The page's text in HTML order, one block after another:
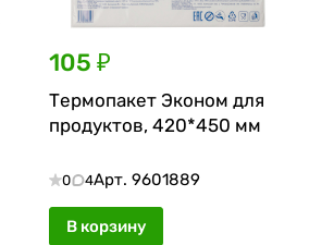
105 ₽
Термопакет Эконом для
продуктов, 420*450 мм
0 4Арт. 9601889
В корзину